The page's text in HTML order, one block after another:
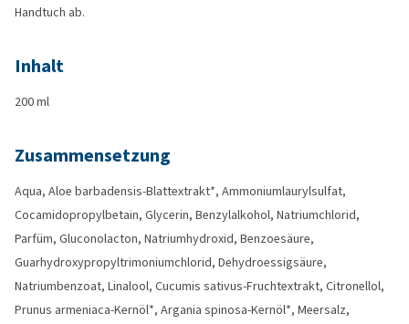
Handtuch ab.
Inhalt
200 ml
Zusammensetzung
Aqua, Aloe barbadensis-Blattextrakt*, Ammoniumlaurylsulfat,
Cocamidopropylbetain, Glycerin, Benzylalkohol, Natriumchlorid,
Parfüm, Gluconolacton, Natriumhydroxid, Benzoesäure,
Guarhydroxypropyltrimoniumchlorid, Dehydroessigsäure,
Natriumbenzoat, Linalool, Cucumis sativus-Fruchtextrakt, Citronellol,
Prunus armeniaca-Kernöl*, Argania spinosa-Kernöl*, Meersalz,